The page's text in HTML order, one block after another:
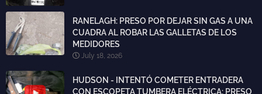
RANELAGH: PRESO POR DEJAR SIN GAS A UNA
CUADRA AL ROBAR LAS GALLETAS DE LOS
MEDIDORES
July 18, 2026
HUDSON - INTENTÓ COMETER ENTRADERA
CON ESCOPETA TUMBERA ELÉCTRICA: PRESO